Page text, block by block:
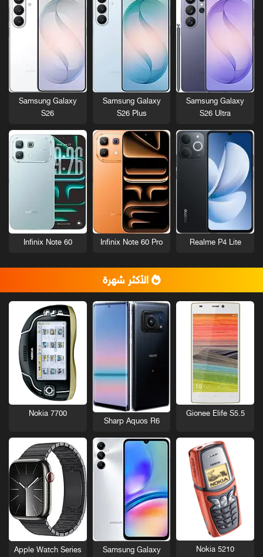
Samsung Galaxy
S26 Ultra
Samsung Galaxy
S26 Plus
Samsung Galaxy
S26
Realme P4 Lite
Infinix Note 60 Pro
Infinix Note 60
الأكثر شهرة
Gionee Elife S5.5
Sharp Aquos R6
Nokia 7700
Nokia 5210
Samsung Galaxy
Apple Watch Series